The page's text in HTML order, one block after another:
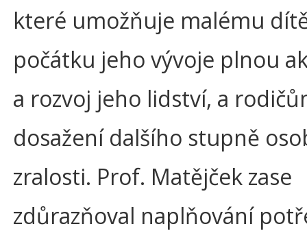
které umožňuje malému
počátku jeho vývoje plnou
a rozvoj jeho lidství, a
dosažení dalšího stupně
zralosti. Prof. Matějček zase
zdůrazňoval naplňování